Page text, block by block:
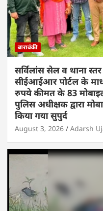
बाराबंकी
सर्विलांस सेल व थाना स्तर
सीईआईआर पोर्टल के
रुपये कीमत के 83
पुलिस अधीक्षक द्वारा
किया गया सुपुर्द
August 3, 2026 Adarsh